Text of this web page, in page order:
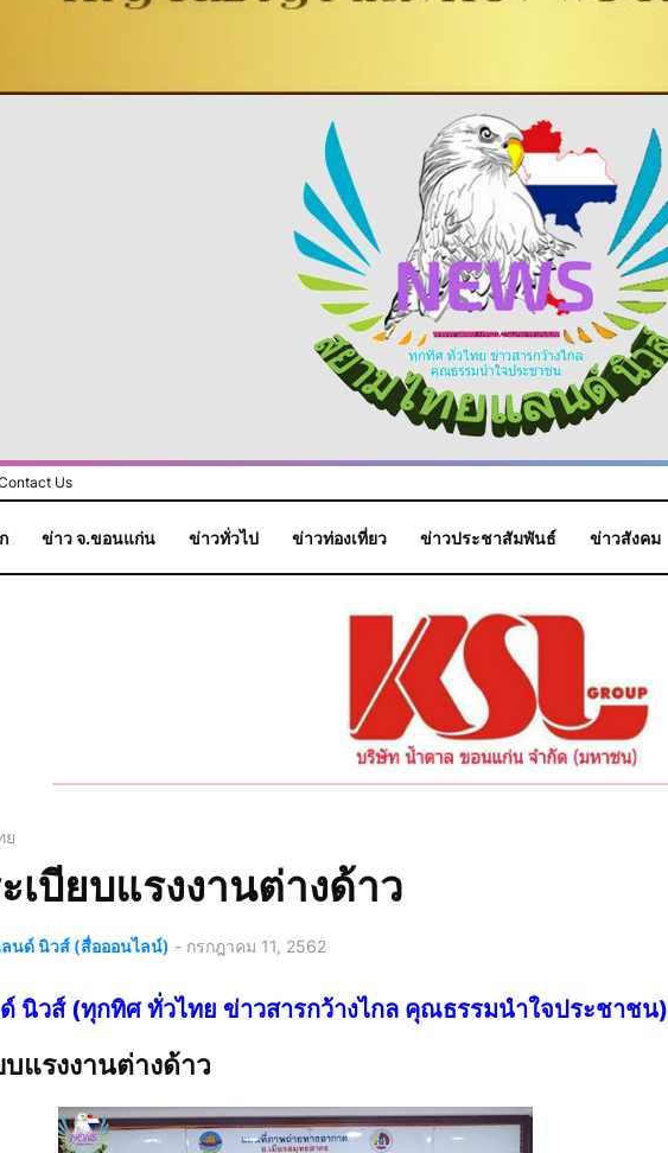
Us
ข่าว จ.ขอนแก่น ข่าวทั่วไป ข่าวท่องเที่ยว ข่าวประชาสัมพันธ์ ข่าวสังคม
ย
เบียบแรงงานต่างด้าว
นด์ นิวส์ (สื่อออนไลน์) - กรกฎาคม 11, 2562
นิวส์ (ทุกทิศ ทั่วไทย ข่าวสารกว้างไกล คุณธรรมนำใจประชาชน)
บแรงงานต่างด้าว